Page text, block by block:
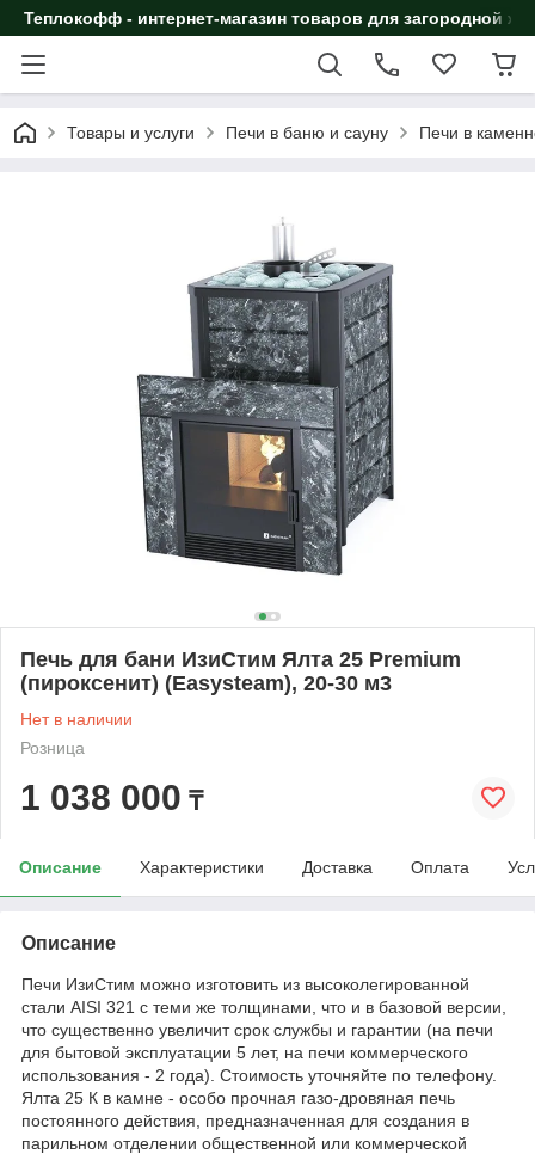
Теплокофф - интернет-магазин товаров для загородной
Товары и услуги Печи в баню и сауну Печи в
Печь для бани ИзиСтим Ялта 25 Premium
(пироксенит) (Easysteam), 20-30 м3
Нет в наличии
Розница
1 038 000 ₸
Описание Характеристики Доставка Оплата
Описание
Печи ИзиСтим можно изготовить из высоколегированной
стали AISI 321 с теми же толщинами, что и в базовой версии,
что существенно увеличит срок службы и гарантии (на печи
для бытовой эксплуатации 5 лет, на печи коммерческого
использования - 2 года). Стоимость уточняйте по телефону.
Ялта 25 К в камне - особо прочная газо-дровяная печь
постоянного действия, предназначенная для создания в
парильном отделении общественной или коммерческой